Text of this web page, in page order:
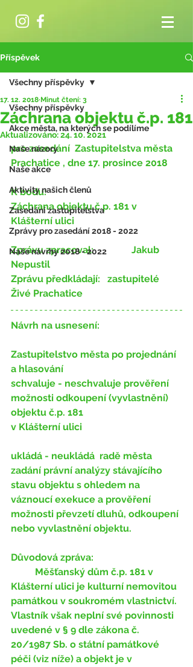
Příspěvek
Všechny příspěvky
Akce města, na kterých se podílíme
Naše názory
Naše akce
Aktivity našich členů
Zasedání zastupitelstva
Zprávy pro zasedání 2018 - 2022
Naše návrhy 2018 - 2022
Všechny příspěvky
Záchrana objektu č.p. 181
17. 12. 2018 Minut čtení: 3
Aktualizováno:24. 10. 2021
pro zasedání ​ Zastupitelstva města
Prachatice​ , dne 17. prosince 2018
K bodu:
Záchrana objektu č.p. 181 v
Klášterní ulici
Zprávu zpracoval: Jakub
Nepustil
Zprávu předkládají:
Živé Prachatice
Návrh na usnesení:
Zastupitelstvo města po projednání
a hlasování
schvaluje - neschvaluje ​prověření
možnosti odkoupení (vyvlastnění)
objektu č.p. 181
v Klášterní ulici
ukládá - neukládá ​ radě města
zadání právní analýzy stávajícího
stavu objektu s ohledem na
váznoucí exekuce a prověření
možnosti převzetí dluhů, odkoupení
nebo vyvlastnění objektu.
Důvodová zpráva:
Klášterní ulici je kulturní nemovitou
památkou v soukromém vlastnictví.
Vlastník však neplní své povinnosti
uvedené v § 9 dle zákona č.
20/1987 Sb. o státní památkové
péči (viz níže) a objekt je v